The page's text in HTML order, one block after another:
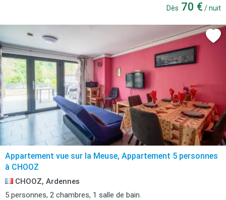
Dès 70 € / nuit
Appartement vue sur la Meuse, Appartement 5 personnes
à CHOOZ
CHOOZ, Ardennes
5 personnes, 2 chambres, 1 salle de bain.